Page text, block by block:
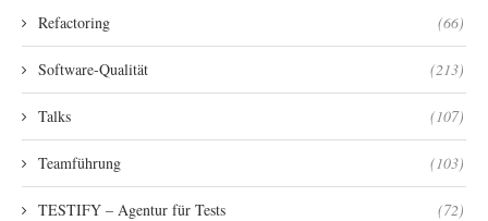
Refactoring (66)
Software-Qualität (213)
Talks (107)
Teamführung (103)
TESTIFY – Agentur für Tests (72)